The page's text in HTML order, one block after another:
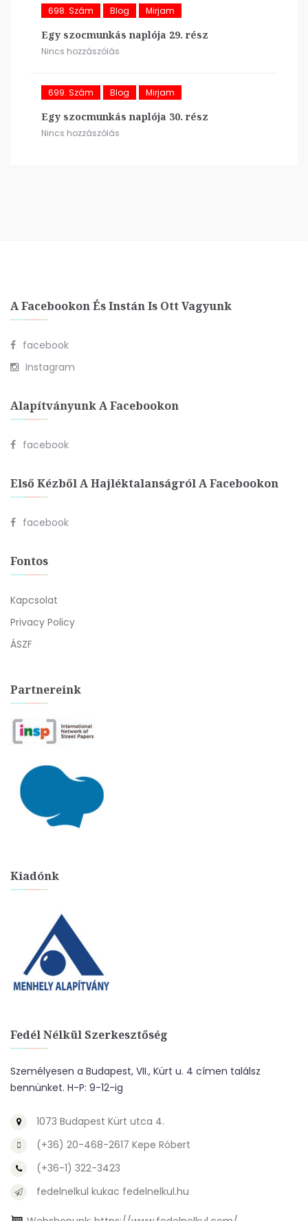
698. Szám Blog Mirjam
Egy szocmunkás naplója 29. rész
Nincs hozzászólás
699. Szám Blog Mirjam
Egy szocmunkás naplója 30. rész
Nincs hozzászólás
A Facebookon És Instán Is Ott Vagyunk
facebook
Instagram
Alapítványunk A Facebookon
facebook
Első Kézből A Hajléktalanságról A Facebookon
facebook
Fontos
Kapcsolat
Privacy Policy
ÁSZF
Partnereink
Kiadónk
Fedél Nélkül Szerkesztőség
Személyesen a Budapest, VII., Kürt u. 4 címen találsz
bennünket. H-P: 9-12-ig
1073 Budapest Kürt utca 4.
(+36) 20-468-2617 Kepe Róbert
(+36-1) 322-3423
fedelnelkul kukac fedelnelkul.hu